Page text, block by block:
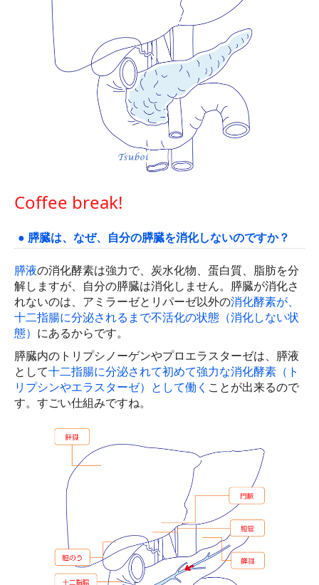
Coffee break!
● 膵臓は、なぜ、自分の膵臓を消化しないのですか？
膵液の消化酵素は強力で、炭水化物、蛋白質、脂肪を分
解しますが、自分の膵臓は消化しません。膵臓が消化さ
れないのは、アミラーゼとリパーゼ以外の消化酵素が、
十二指腸に分泌されるまで不活化の状態（消化しない状
態） にあるからです。
膵臓内のトリプシノーゲンやプロエラスターゼは、膵液
として十二指腸に分泌されて初めて強力な消化酵素（ト
リプシンやエラスターゼ）として働く ことが出来るので
す。すごい仕組みですね。